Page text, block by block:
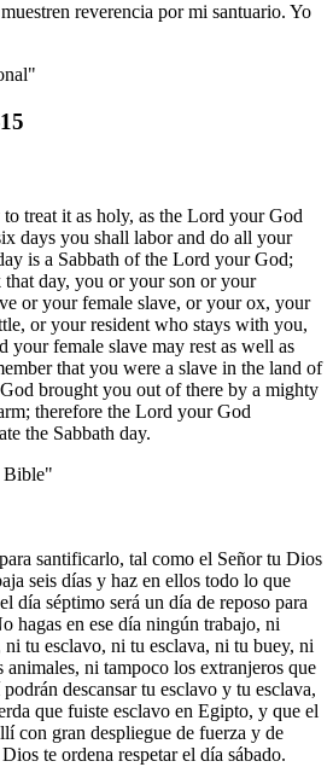
reverencia por mi santuario. Yo
to treat it as holy, as the Lord your God
days you shall labor and do all your
is a Sabbath of the Lord your God;
day, you or your son or your
or your female slave, or your ox, your
or your resident who stays with you,
your female slave may rest as well as
that you were a slave in the land of
brought you out of there by a mighty
therefore the Lord your God
the Sabbath day.
Bible"
santificarlo, tal como el Señor tu Dios
seis días y haz en ellos todo lo que
día séptimo será un día de reposo para
hagas en ese día ningún trabajo, ni
tu esclavo, ni tu esclava, ni tu buey, ni
ni tampoco los extranjeros que
descansar tu esclavo y tu esclava,
que fuiste esclavo en Egipto, y que el
con gran despliegue de fuerza y de
te ordena respetar el día sábado.